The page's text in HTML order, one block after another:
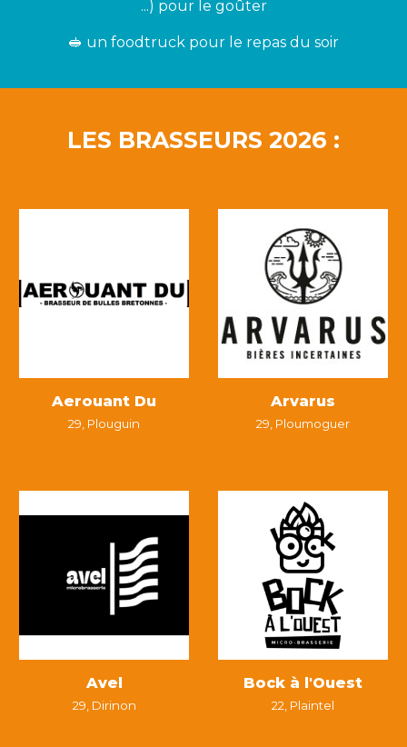
...) pour le goûter
🥪 un foodtruck pour le repas du soir
LES BRASSEURS 2026 :
Aerouant Du
29, Plouguin
Arvarus
29, Ploumoguer
Avel
29, Dirinon
Bock à l'Ouest
22, Plaintel